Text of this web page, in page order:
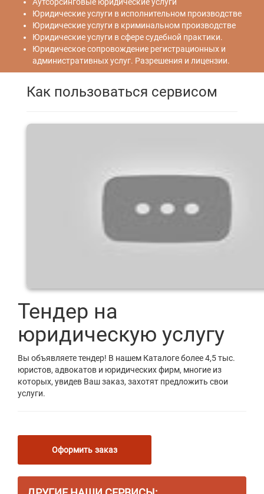
Юридические услуги в исполнительном производстве
Юридические услуги в криминальном производстве
Юридические услуги в сфере судебной практики.
Юридическое сопровождение регистрационных и
административных услуг. Разрешения и лицензии.
Как пользоваться сервисом
Тендер на
юридическую услугу
Вы объявляете тендер! В нашем Каталоге более 4,5 тыс.
юристов, адвокатов и юридических фирм, многие из
которых, увидев Ваш заказ, захотят предложить свои
услуги.
Оформить заказ